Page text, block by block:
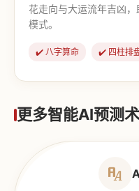
花走向与大运流年吉凶
模式。
✔️ 八字算命 ✔️ 四柱排
更多智能AI预测